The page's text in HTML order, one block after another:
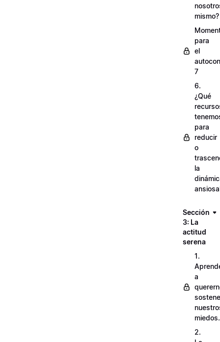
mismo?
para
el
7
6.
¿Qué
para
reducir
o
la
Sección
3: La
actitud
serena
1.
a
miedos.
2.